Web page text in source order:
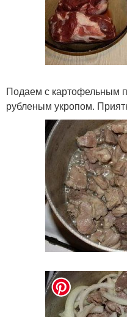
Подаем с картофельным
рубленым укропом.